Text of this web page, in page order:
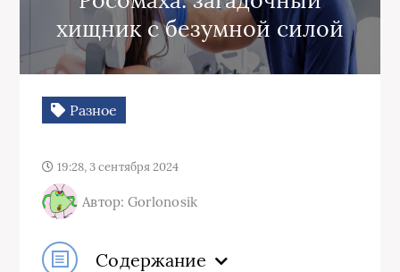
хищник с безумной силой
Разное
19:28, 3 сентября 2024
Автор: Gorlonosik
Содержание